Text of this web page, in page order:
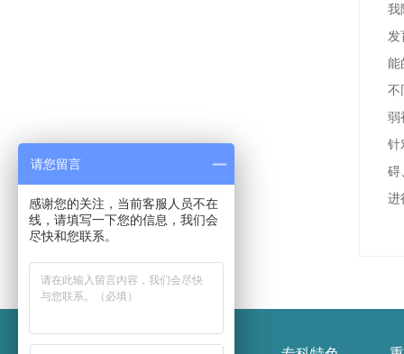
我
发
能
不
弱
针
碍
进
请您留言
感谢您的关注，当前客服人员不在
线，请填写一下您的信息，我们会
尽快和您联系。